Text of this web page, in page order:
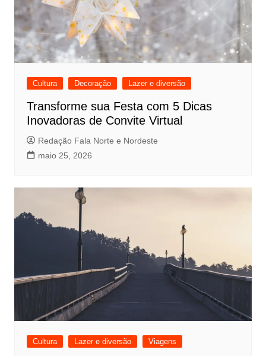
Cultura Decoração Lazer e diversão
Transforme sua Festa com 5 Dicas
Inovadoras de Convite Virtual
Redação Fala Norte e Nordeste
maio 25, 2026
Cultura Lazer e diversão Viagens